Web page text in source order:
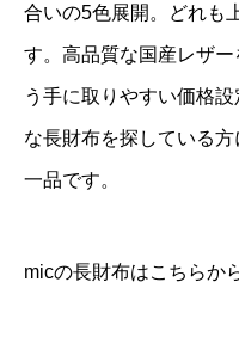
合いの5色展開。どれも
す。高品質な国産レザ
う手に取りやすい価格
な長財布を探している
一品です。
micの長財布はこちらか